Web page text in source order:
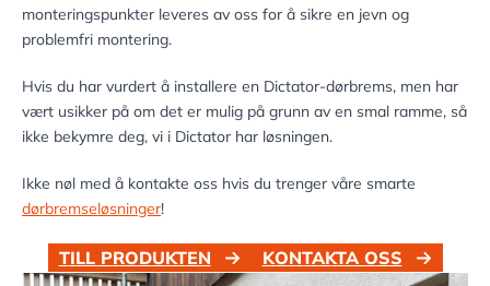
monteringspunkter leveres av oss for å sikre en jevn og
problemfri montering.
Hvis du har vurdert å installere en Dictator-dørbrems, men har
vært usikker på om det er mulig på grunn av en smal ramme, så
ikke bekymre deg, vi i Dictator har løsningen.
Ikke nøl med å kontakte oss hvis du trenger våre smarte
dørbremseløsninger!
TILL PRODUKTEN KONTAKTA OSS